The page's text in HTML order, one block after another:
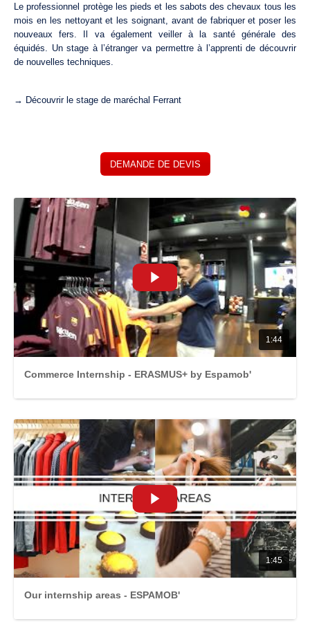
Le professionnel protège les pieds et les sabots des chevaux tous les
mois en les nettoyant et les soignant, avant de fabriquer et poser les
nouveaux fers. Il va également veiller à la santé générale des
équidés. Un stage à l’étranger va permettre à l’apprenti de découvrir
de nouvelles techniques.
→ Découvrir le stage de maréchal Ferrant
DEMANDE DE DEVIS
1:44
Commerce Internship - ERASMUS+ by Espamob'
1:45
Our internship areas - ESPAMOB'